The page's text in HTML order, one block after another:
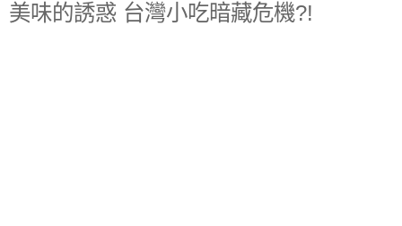
美味的誘惑 台灣小吃暗藏危機?!